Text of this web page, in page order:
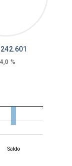
%
Saldo